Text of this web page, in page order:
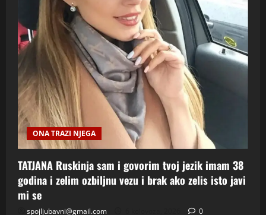
ONA TRAZI NJEGA
TATJANA Ruskinja sam i govorim tvoj jezik imam 38
godina i zelim ozbiljnu vezu i brak ako zelis isto javi
mi se
spojljubavni@gmail.com 0